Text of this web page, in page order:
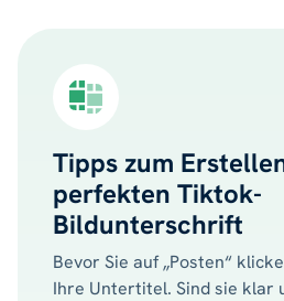
Tipps zum
perfekten Tiktok-
Bildunterschrift
Bevor Sie auf „Posten“
Ihre Untertitel. Sind sie klar